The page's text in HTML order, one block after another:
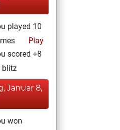
played 10
Play
scored +8
blitz
Januar 8,
won